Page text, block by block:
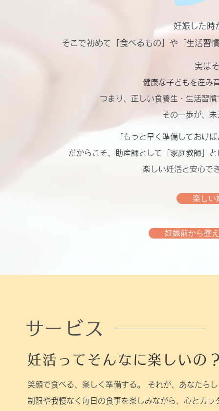
妊娠した時
そこで初めて「食べるもの」や「生活習
実は
健康な子どもを産み
つまり、正しい食養生・生活習
その一歩が、
「もっと早く準備しておけ
だからこそ、助産師として「家庭教師」
楽しい妊活と安心で
楽しい
妊娠前から整
​サービス
妊活ってそんなに楽しいの
笑顔で食べる、楽しく準備する。 それが、あなたら
制限や我慢なく毎日の食事を楽しみながら、心とカラ